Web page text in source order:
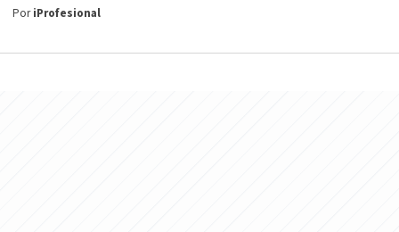
PoriProfesional